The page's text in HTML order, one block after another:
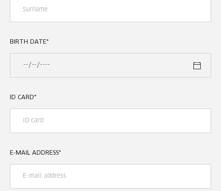
BIRTH DATE*
ID CARD*
E-MAIL ADDRESS*